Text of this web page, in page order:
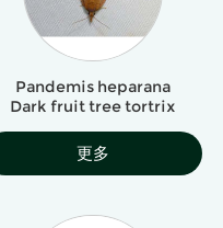
Pandemis heparana
Dark fruit tree tortrix
更多